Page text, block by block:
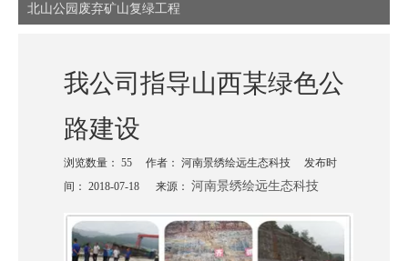
北山公园废弃矿山复绿工程
我公司指导山西某绿色公
路建设
浏览数量： 55 作者： 河南景绣绘远生态科技 发布时
间： 2018-07-18 来源： 河南景绣绘远生态科技
["wechat","weibo","qzone","douban","email"]